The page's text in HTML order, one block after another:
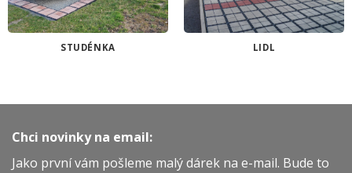
STUDÉNKA LIDL
Chci novinky na email:
Jako první vám pošleme malý dárek na e-mail. Bude to